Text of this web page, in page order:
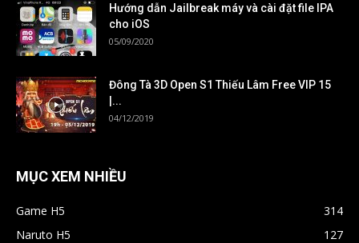
Hướng dẫn Jailbreak máy và cài đặt file IPA
cho iOS
05/09/2020
Đông Tà 3D Open S1 Thiếu Lâm Free VIP 15
|...
04/12/2019
MỤC XEM NHIỀU
Game H5
314
Naruto H5
127